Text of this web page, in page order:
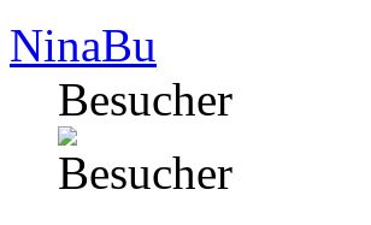
NinaBu
Besucher